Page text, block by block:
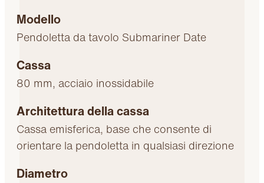
Modello
Pendoletta da tavolo Submariner Date
Cassa
80 mm, acciaio inossidabile
Architettura della cassa
Cassa emisferica, base che consente di
orientare la pendoletta in qualsiasi direzione
Diametro